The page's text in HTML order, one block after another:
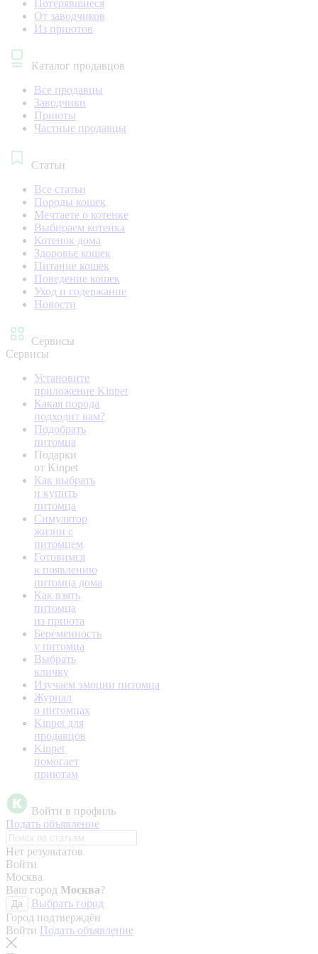
Потерявшиеся
От заводчиков
Из приютов
Каталог продавцов
Все продавцы
Заводчики
Приюты
Частные продавцы
Статьи
Все статьи
Породы кошек
Мечтаете о котенке
Выбираем котенка
Котенок дома
Здоровье кошек
Питание кошек
Поведение кошек
Уход и содержание
Новости
Сервисы
Сервисы
Установите
приложение Kinpet
Какая порода
подходит вам?
Подобрать
питомца
Подарки
от Kinpet
Как выбрать
и купить
питомца
Симулятор
жизни с
питомцем
Готовимся
к появлению
питомца дома
Как взять
питомца
из приюта
Беременность
у питомца
Выбрать
кличку
Изучаем эмоции питомца
Журнал
о питомцах
Kinpet для
продавцов
Kinpet
помогает
приютам
Войти в профиль
Подать объявление
Нет результатов
Войти
Москва
Ваш город Москва?
Да
Выбрать город
Город подтверждён
Войти Подать объявление